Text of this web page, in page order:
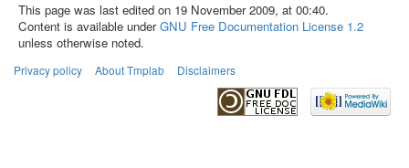
This page was last edited on 19 November 2009, at 00:40.
Content is available underGNU Free Documentation License 1.2
unless otherwise noted.
Privacy policy About Tmplab Disclaimers